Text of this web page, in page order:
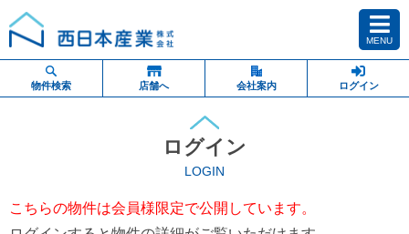
MENU
物件検索 店舗へ 会社案内 ログイン
ログイン
LOGIN
こちらの物件は会員様限定で公開しています。